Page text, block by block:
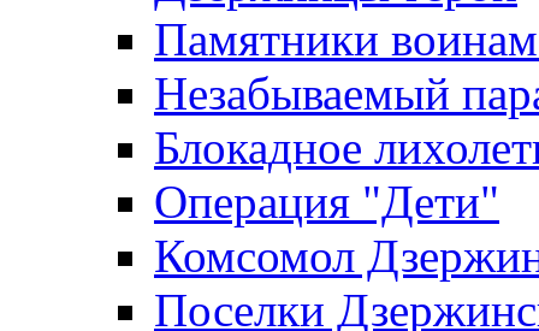
Памятники
Незабываемый
Блокадное
Операция "Дети"
Комсомол
Поселки